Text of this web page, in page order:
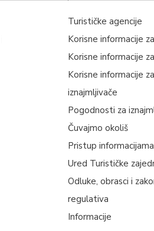
Turističke agencije
Korisne informacije
Korisne informacije
Korisne informacije za
iznajmljivače
Pogodnosti za
Čuvajmo okoliš
Pristup informacijama
Ured Turističke
Odluke, obrasci i
regulativa
Informacije